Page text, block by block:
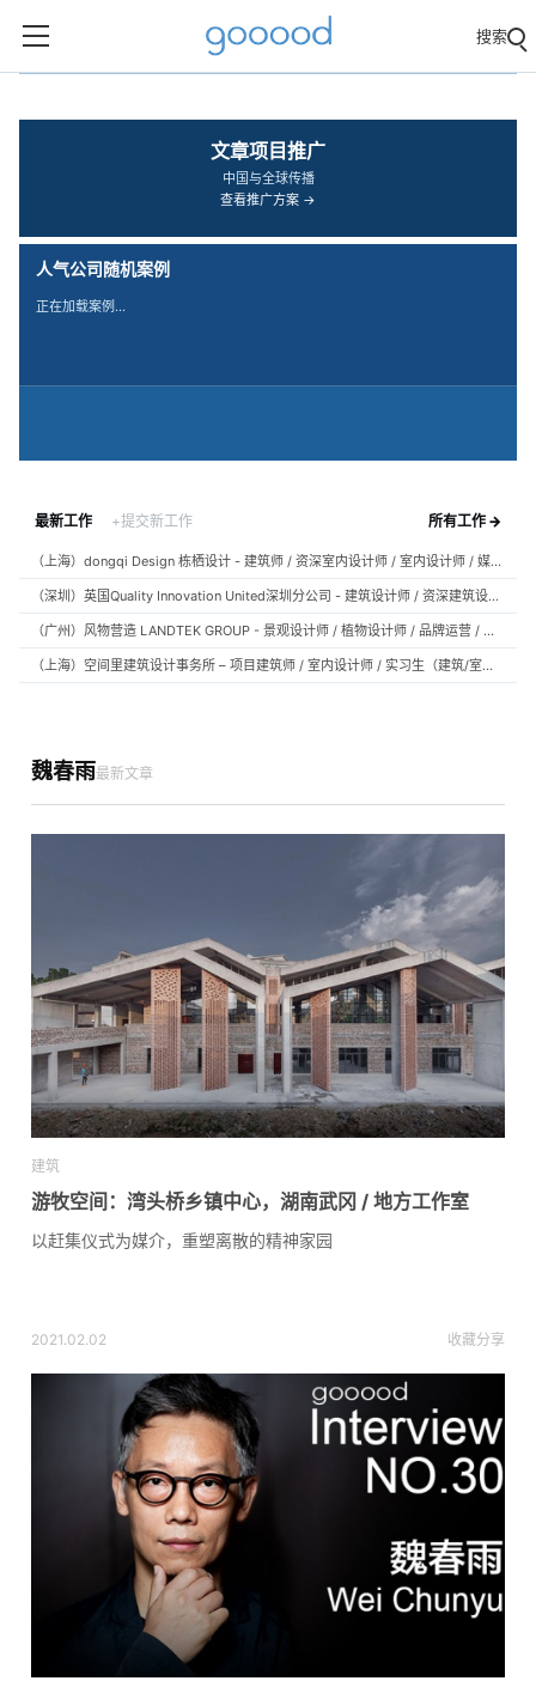
搜索
文章项目推广
中国与全球传播
查看推广方案 →
人气公司随机案例
正在加载案例…
最新工作 +提交新工作 所有工作 →
（上海）dongqi Design 栋栖设计 - 建筑师 / 资深室内设计师 / 室内设计师 / 媒体及公共关系主管 / 设计实习生（常年招聘）
（深圳）英国Quality Innovation United深圳分公司 - 建筑设计师 / 资深建筑设计师 / 室内设计师 / 设计实习生
（广州）风物营造 LANDTEK GROUP - 景观设计师 / 植物设计师 / 品牌运营 / 实习生
（上海）空间里建筑设计事务所 – 项目建筑师 / 室内设计师 / 实习生（建筑/室内）
魏春雨最新文章
建筑
游牧空间：湾头桥乡镇中心，湖南武冈 / 地方工作室
以赶集仪式为媒介，重塑离散的精神家园
2021.02.02 收藏分享